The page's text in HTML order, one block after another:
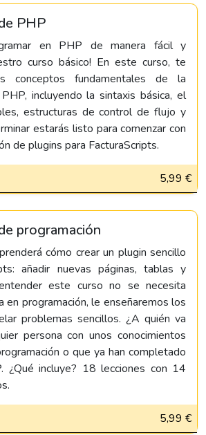
PHP
en PHP de manera fácil y
curso básico! En este curso, te
conceptos fundamentales de la
incluyendo la sintaxis básica, el
estructuras de control de flujo y
estarás listo para comenzar con
de plugins para FacturaScripts.
5,99 €
programación
cómo crear un plugin sencillo
añadir nuevas páginas, tablas y
este curso no se necesita
en programación, le enseñaremos los
problemas sencillos. ¿A quién va
persona con unos conocimientos
o que ya han completado
¿Qué incluye? 18 lecciones con 14
5,99 €